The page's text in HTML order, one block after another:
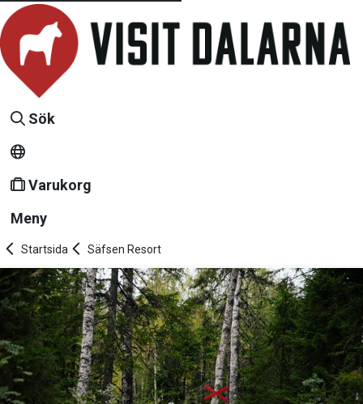
Sök
Varukorg
Meny
Startsida Säfsen Resort